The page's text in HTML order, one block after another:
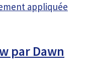
appliquée
par Dawn